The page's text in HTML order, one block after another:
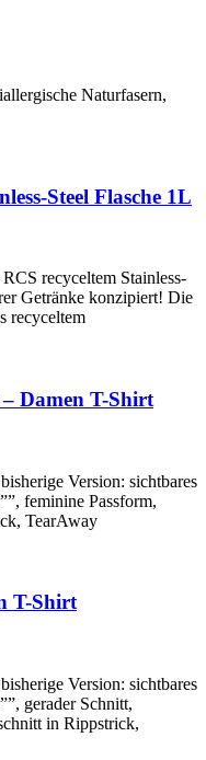
Naturfasern,
Steel Flasche 1L
recyceltem Stainless-
Getränke konzipiert! Die
recyceltem
Damen T-Shirt
Version: sichtbares
feminine Passform,
TearAway
T-Shirt
Version: sichtbares
gerader Schnitt,
in Rippstrick,